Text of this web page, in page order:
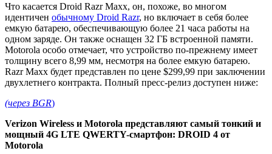
Что касается Droid Razr Maxx, он, похоже, во многом
идентичен обычному Droid Razr, но включает в себя более
емкую батарею, обеспечивающую более 21 часа работы на
одном заряде. Он также оснащен 32 ГБ встроенной памяти.
Motorola особо отмечает, что устройство по-прежнему имеет
толщину всего 8,99 мм, несмотря на более емкую батарею.
Razr Maxx будет представлен по цене $299,99 при заключении
двухлетнего контракта. Полный пресс-релиз доступен ниже:
(через BGR)
Verizon Wireless и Motorola представляют самый тонкий и
мощный 4G LTE QWERTY-смартфон: DROID 4 от
Motorola